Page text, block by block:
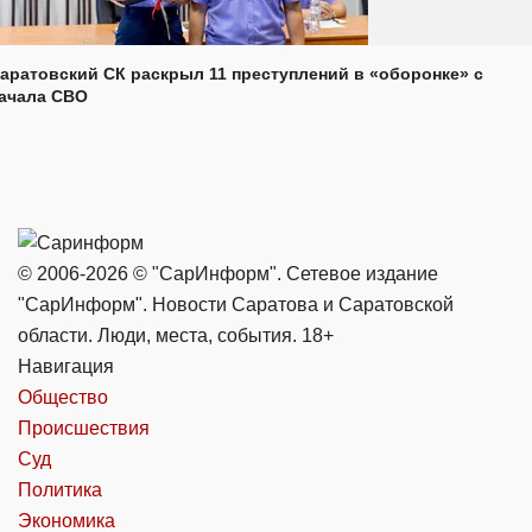
СК раскрыл 11 преступлений в «оборонке» с
СВО
© 2006-2026 © "СарИнформ". Сетевое издание
"СарИнформ". Новости Саратова и Саратовской
области. Люди, места, события. 18+
Навигация
Общество
Происшествия
Суд
Политика
Экономика